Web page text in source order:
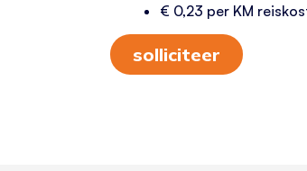
€ 0,23 per KM
solliciteer